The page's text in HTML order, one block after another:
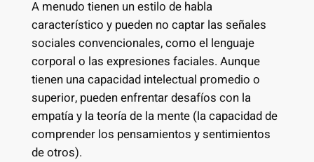
A menudo tienen un estilo de habla
característico y pueden no captar las señales
sociales convencionales, como el lenguaje
corporal o las expresiones faciales. Aunque
tienen una capacidad intelectual promedio o
superior, pueden enfrentar desafíos con la
empatía y la teoría de la mente (la capacidad de
comprender los pensamientos y sentimientos
de otros).